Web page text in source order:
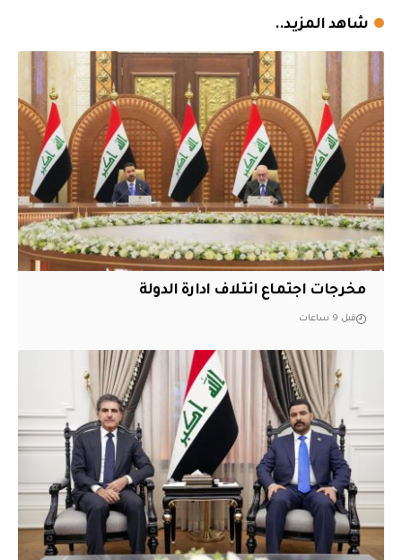
شاهد المزيد..
مخرجات اجتماع ائتلاف ادارة الدولة
قبل 9 ساعات